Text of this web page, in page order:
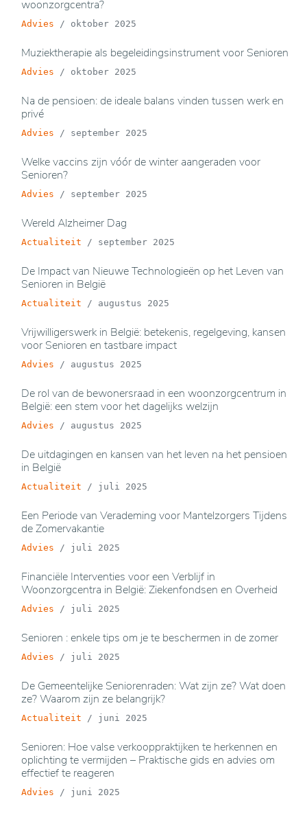
woonzorgcentra?
Advies / oktober 2025
Muziektherapie als begeleidingsinstrument voor Senioren
Advies / oktober 2025
Na de pensioen: de ideale balans vinden tussen werk en
privé
Advies / september 2025
Welke vaccins zijn vóór de winter aangeraden voor
Senioren?
Advies / september 2025
Wereld Alzheimer Dag
Actualiteit / september 2025
De Impact van Nieuwe Technologieën op het Leven van
Senioren in België
Actualiteit / augustus 2025
Vrijwilligerswerk in België: betekenis, regelgeving, kansen
voor Senioren en tastbare impact
Advies / augustus 2025
De rol van de bewonersraad in een woonzorgcentrum in
België: een stem voor het dagelijks welzijn
Advies / augustus 2025
De uitdagingen en kansen van het leven na het pensioen
in België
Actualiteit / juli 2025
Een Periode van Verademing voor Mantelzorgers Tijdens
de Zomervakantie
Advies / juli 2025
Financiële Interventies voor een Verblijf in
Woonzorgcentra in België: Ziekenfondsen en Overheid
Advies / juli 2025
Senioren : enkele tips om je te beschermen in de zomer
Advies / juli 2025
De Gemeentelijke Seniorenraden: Wat zijn ze? Wat doen
ze? Waarom zijn ze belangrijk?
Actualiteit / juni 2025
Senioren: Hoe valse verkooppraktijken te herkennen en
oplichting te vermijden – Praktische gids en advies om
effectief te reageren
Advies / juni 2025